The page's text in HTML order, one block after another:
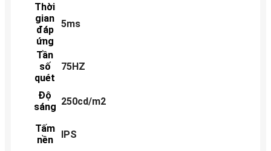
Thời
gian
đáp
ứng
5ms
Tần
số
quét
75HZ
Độ
sáng 250cd/m2
Tấm
nền
IPS